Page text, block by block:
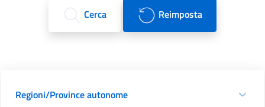
Cerca Reimposta
Regioni/Province autonome